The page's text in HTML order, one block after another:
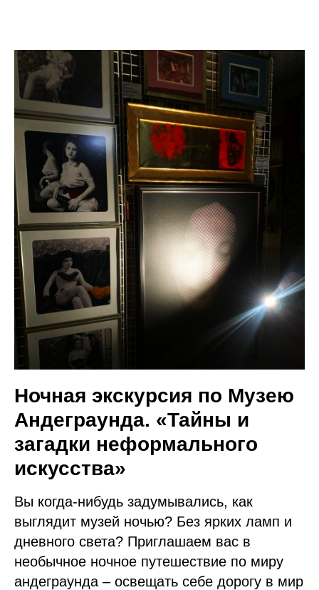
Ночная экскурсия по Музею
Андеграунда. «Тайны и
загадки неформального
искусства»
Вы когда-нибудь задумывались, как
выглядит музей ночью? Без ярких ламп и
дневного света? Приглашаем вас в
необычное ночное путешествие по миру
андеграунда – освещать себе дорогу в мир